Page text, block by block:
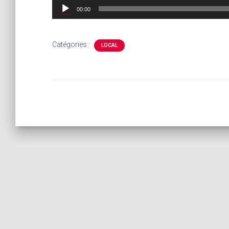
audio
00:00
Catégories : LOCAL